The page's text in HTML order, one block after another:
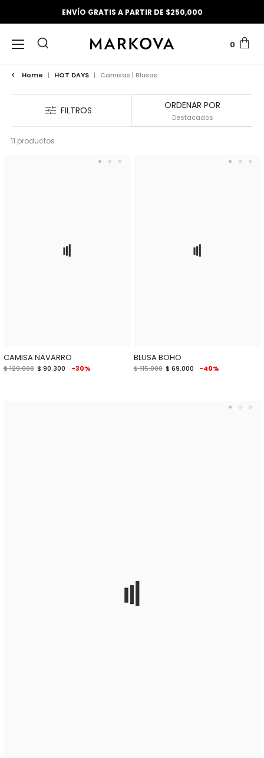
ENVÍO GRATIS A PARTIR DE $250,000
0
Home | HOT DAYS | Camisas | Blusas
FILTROS ORDENAR POR
11 productos
CAMISA NAVARRO
$ 129.000 $ 90.300 -30%
BLUSA BOHO
$ 115.000 $ 69.000 -40%